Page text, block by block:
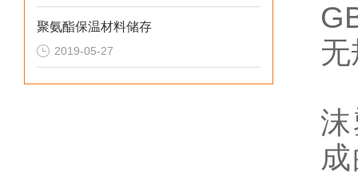
聚氨酯保温材料储存
2019-05-27